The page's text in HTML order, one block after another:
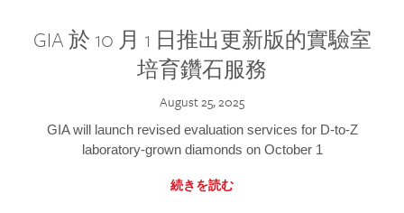
GIA 於 10 月 1 日推出更新版的實驗室
培育鑽石服務
August 25, 2025
GIA will launch revised evaluation services for D-to-Z
laboratory-grown diamonds on October 1
続きを読む